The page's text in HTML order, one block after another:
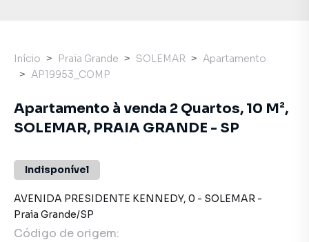
Início Praia Grande SOLEMAR
Apartamento
AP19953_COMP
Apartamento à venda 2 Quartos, 10 M²,
SOLEMAR, PRAIA GRANDE - SP
Indisponível
AVENIDA PRESIDENTE KENNEDY, 0 - SOLEMAR -
Praia Grande/SP
Código de origem: